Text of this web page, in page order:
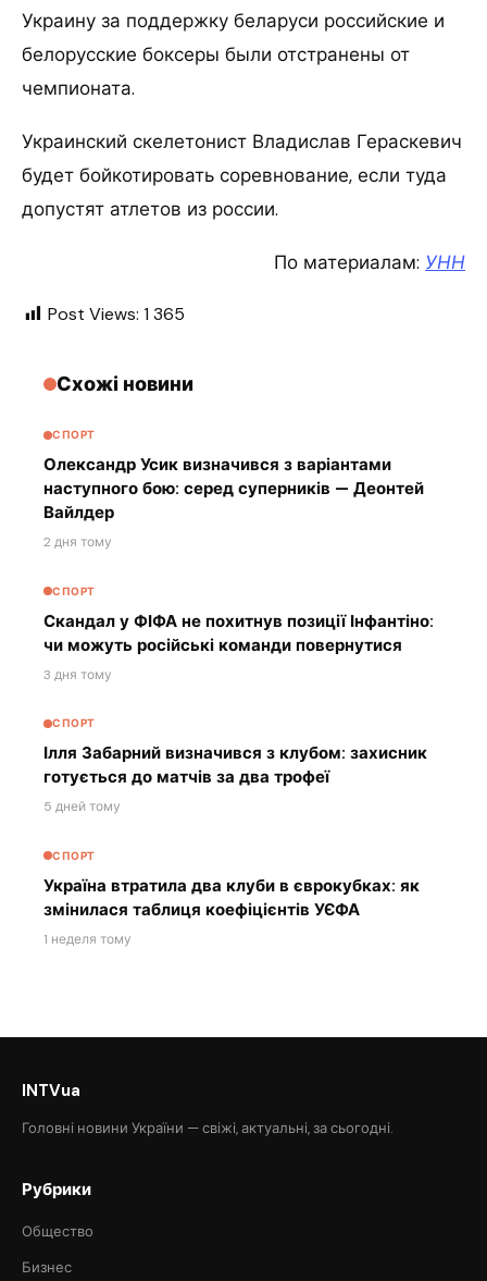
Украину за поддержку беларуси российские и
белорусские боксеры были отстранены от
чемпионата.
Украинский скелетонист Владислав Гераскевич
будет бойкотировать соревнование, если туда
допустят атлетов из россии.
По материалам: УНН
Post Views: 1 365
Схожі новини
СПОРТ
Олександр Усик визначився з варіантами
наступного бою: серед суперників — Деонтей
Вайлдер
2 дня тому
СПОРТ
Скандал у ФІФА не похитнув позиції Інфантіно:
чи можуть російські команди повернутися
3 дня тому
СПОРТ
Ілля Забарний визначився з клубом: захисник
готується до матчів за два трофеї
5 дней тому
СПОРТ
Україна втратила два клуби в єврокубках: як
змінилася таблиця коефіцієнтів УЄФА
1 неделя тому
INTVua
Головні новини України — свіжі, актуальні, за сьогодні.
Рубрики
Общество
Бизнес